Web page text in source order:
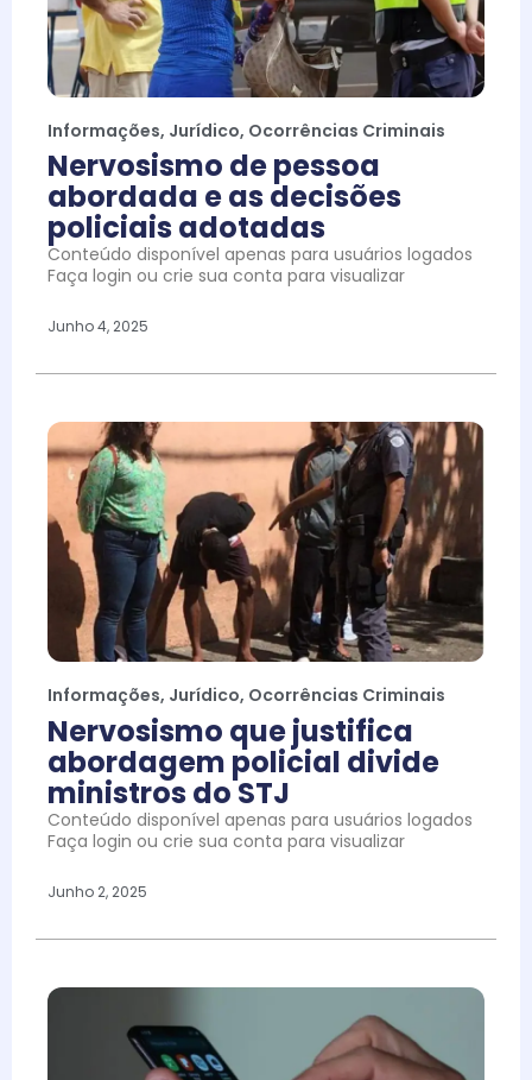
Informações, Jurídico, Ocorrências Criminais
Nervosismo de pessoa
abordada e as decisões
policiais adotadas
Conteúdo disponível apenas para usuários logados
Faça login ou crie sua conta para visualizar
Junho 4, 2025
Informações, Jurídico, Ocorrências Criminais
Nervosismo que justifica
abordagem policial divide
ministros do STJ
Conteúdo disponível apenas para usuários logados
Faça login ou crie sua conta para visualizar
Junho 2, 2025